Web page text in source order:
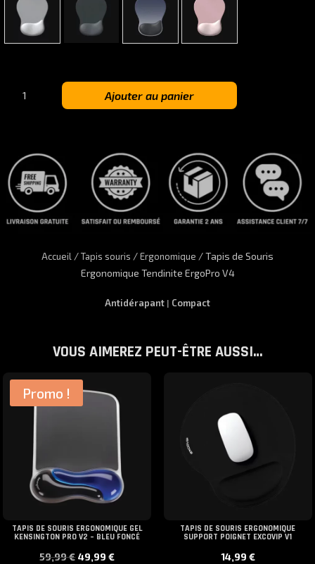
Gris Noir Bleu marine Rose
Ergonomique
Tendinite
ErgoPro
Ajouter au panier
Accueil /Tapis souris /Ergonomique / Tapis de Souris
Ergonomique Tendinite ErgoPro V4
Antidérapant | Compact
VOUS AIMEREZ PEUT-ÊTRE AUSSI…
Promo !
TAPIS DE SOURIS ERGONOMIQUE GEL
KENSINGTON PRO V2 – BLEU FONCÉ
59,99€ Le
49,99€Le
TAPIS DE SOURIS ERGONOMIQUE
SUPPORT POIGNET EXCOVIP V1
14,99 €